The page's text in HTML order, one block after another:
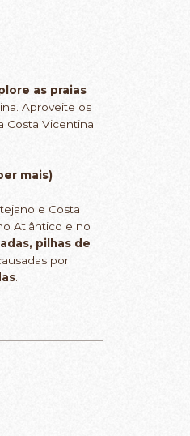
as praias
Aproveite os
Costa Vicentina
mais)
e Costa
Atlântico e no
pilhas de
por
.